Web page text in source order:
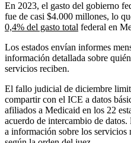
En 2023, el gasto del gobierno
fue de casi $4.000 millones, lo
0,4% del gasto total federal en
Los estados envían informes
información detallada sobre
servicios reciben.
El fallo judicial de diciembre
compartir con el ICE a datos
afiliados a Medicaid en los 22
acuerdo de intercambio de
a información sobre los servicios